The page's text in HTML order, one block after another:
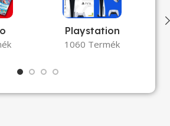
Playstation
1060 Termék